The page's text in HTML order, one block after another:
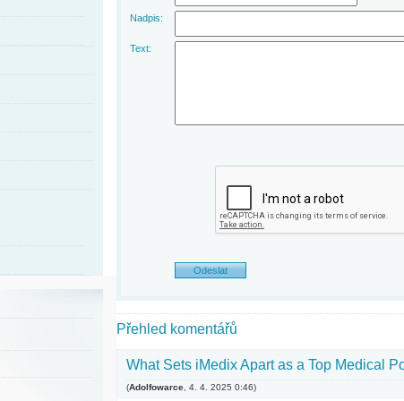
Nadpis:
Text:
Přehled komentářů
What Sets iMedix Apart as a Top Medical
(Adolfowarce 4. 4. 2025 0:46)